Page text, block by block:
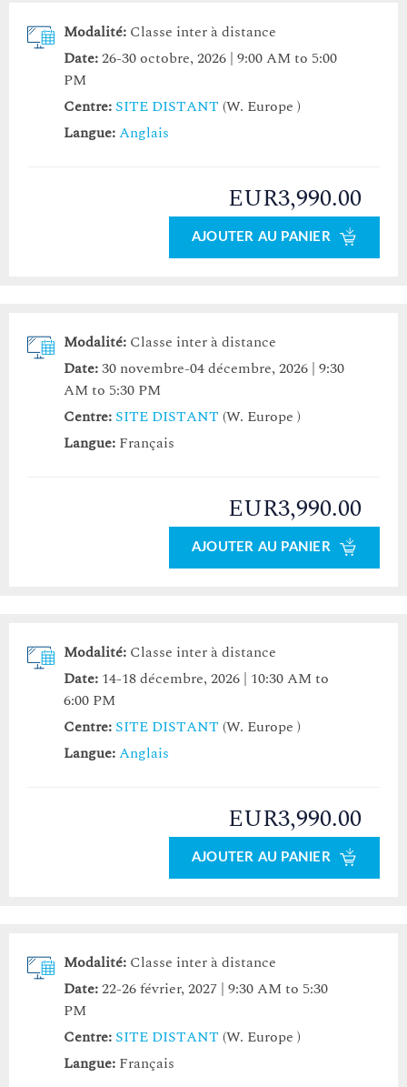
Modalité: Classe inter à distance
Date:26-30 octobre, 2026 | 9:00 AM to 5:00
PM
Centre: SITE DISTANT (W. Europe )
Langue:Anglais
EUR3,990.00
AJOUTER AU PANIER
Modalité: Classe inter à distance
Date:30 novembre-04 décembre, 2026 | 9:30
AM to 5:30 PM
Centre: SITE DISTANT (W. Europe )
Langue: Français
EUR3,990.00
AJOUTER AU PANIER
Modalité: Classe inter à distance
Date: 14-18 décembre, 2026 | 10:30 AM to
6:00 PM
Centre: SITE DISTANT (W. Europe )
Langue:Anglais
EUR3,990.00
AJOUTER AU PANIER
Modalité: Classe inter à distance
Date:22-26 février, 2027 | 9:30 AM to 5:30
PM
Centre: SITE DISTANT (W. Europe )
Langue: Français